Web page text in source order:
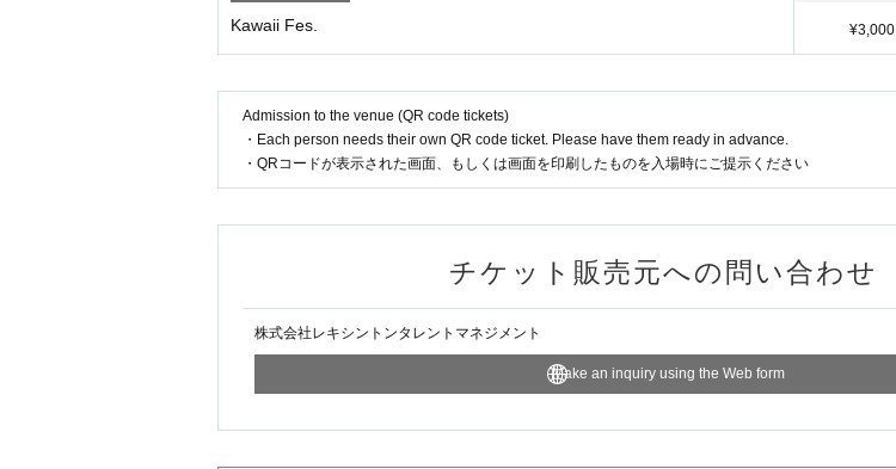
Kawaii Fes. ¥3,000
Admission to the venue (QR code tickets)
・Each person needs their own QR code ticket. Please have them ready in advance.
・QRコードが表示された画面、もしくは画面を印刷したものを入場時にご提示ください
チケット販売元への問い合わせ
株式会社レキシントンタレントマネジメント
Make an inquiry using the Web form